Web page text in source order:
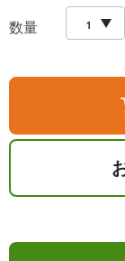
数量